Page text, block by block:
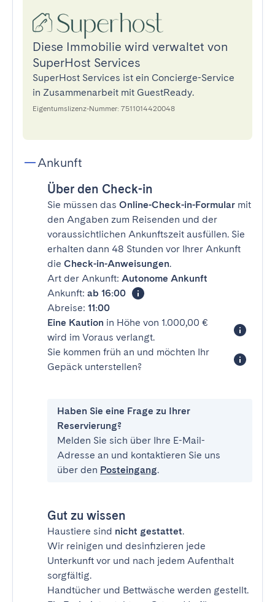
Diese Immobilie wird verwaltet von
SuperHost Services
SuperHost Services ist ein Concierge-Service
in Zusammenarbeit mit GuestReady.
Eigentumslizenz-Nummer: 7511014420048
Ankunft
Über den Check-in
Sie müssen das Online-Check-in-Formular mit
den Angaben zum Reisenden und der
voraussichtlichen Ankunftszeit ausfüllen. Sie
erhalten dann 48 Stunden vor Ihrer Ankunft
die Check-in-Anweisungen.
Art der Ankunft: Autonome Ankunft
Ankunft: ab 16:00
Abreise: 11:00
Eine Kaution in Höhe von 1.000,00 €
wird im Voraus verlangt.
Sie kommen früh an und möchten Ihr
Gepäck unterstellen?
Haben Sie eine Frage zu Ihrer
Reservierung?
Melden Sie sich über Ihre E-Mail-
Adresse an und kontaktieren Sie uns
über den Posteingang.
Gut zu wissen
Haustiere sind nicht gestattet.
Wir reinigen und desinfizieren jede
Unterkunft vor und nach jedem Aufenthalt
sorgfältig.
Handtücher und Bettwäsche werden gestellt.